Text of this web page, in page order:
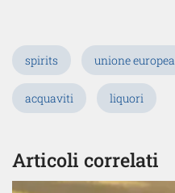
spirits unione europea
acquaviti liquori
Articoli correlati